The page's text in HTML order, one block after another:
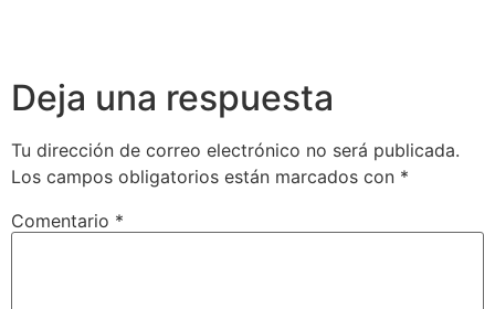
Deja una respuesta
Tu dirección de correo electrónico no será publicada.
Los campos obligatorios están marcados con *
Comentario *